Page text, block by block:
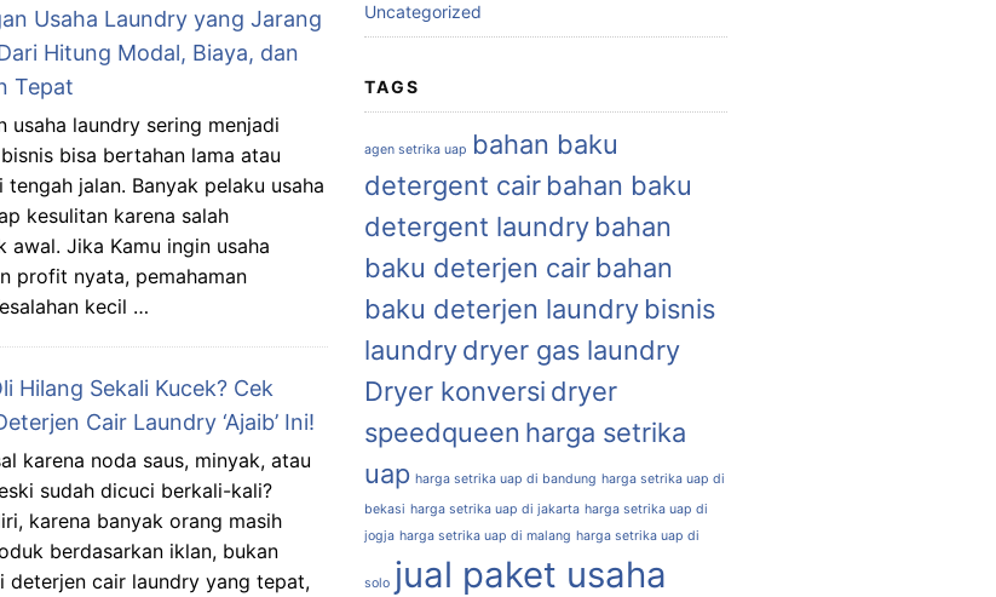
Usaha Laundry yang Jarang
Hitung Modal, Biaya, dan
Tepat
usaha laundry sering menjadi
bisa bertahan lama atau
jalan. Banyak pelaku usaha
kesulitan karena salah
awal. Jika Kamu ingin usaha
profit nyata, pemahaman
kecil …
Hilang Sekali Kucek? Cek
Cair Laundry ‘Ajaib’ Ini!
karena noda saus, minyak, atau
sudah dicuci berkali-kali?
karena banyak orang masih
berdasarkan iklan, bukan
deterjen cair laundry yang tepat,
Uncategorized
TAGS
agen setrika uap bahan baku
detergent cair bahan baku
detergent laundry bahan
baku deterjen cair bahan
baku deterjen laundry bisnis
laundrydryer gas laundry
Dryer konversi dryer
speedqueen harga setrika
uap harga setrika uap di bandung harga setrika uap di
bekasi harga setrika uap di jakarta harga setrika uap di
jogja harga setrika uap di malang harga setrika uap di
solo jual paket usaha